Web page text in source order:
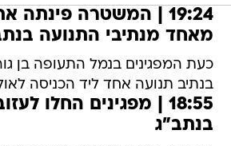
19:24 | המשטרה פינתה
מאחד מנתיבי התנועה
כעת המפגינים בנמל התעופה בן
בנתיב תנועה אחד ליד הכניסה
18:55 | מפגינים החלו
בנתב"ג